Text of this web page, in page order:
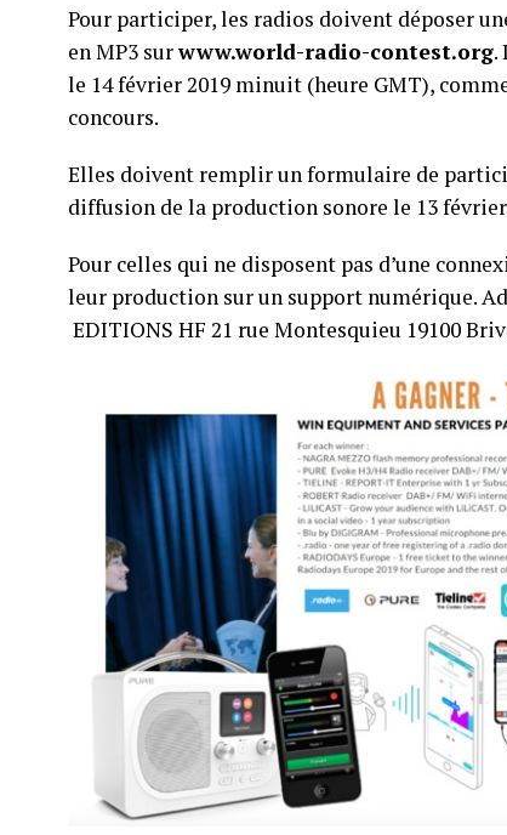
Pour participer, les radios doivent déposer
en MP3 surwww.world-radio-contest.org.
le 14 février 2019 minuit (heure GMT),
concours.
Elles doivent remplir un formulaire de
diffusion de la production sonore le 13 février
Pour celles qui ne disposent pas d’une
leur production sur un support numérique.
EDITIONS HF 21 rue Montesquieu 19100